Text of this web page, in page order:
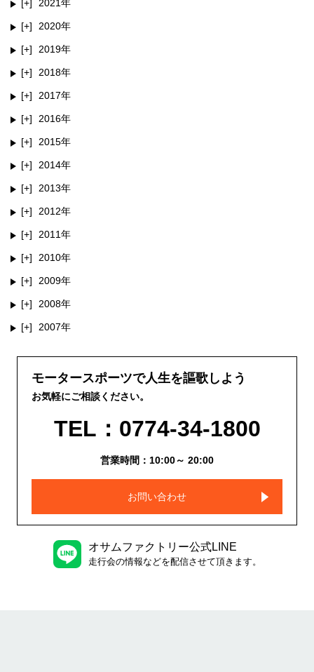
2021
2020
2019
2018
2017
2016
2015
2014
2013
2012
2011
2010
2009
2008
2007
モータースポーツで人生を謳歌しよう
お気軽にご相談ください。
TEL：0774-34-1800
営業時間：10:00～ 20:00
お問い合わせ
オサムファクトリー公式LINE
走行会の情報などを配信させて頂きます。